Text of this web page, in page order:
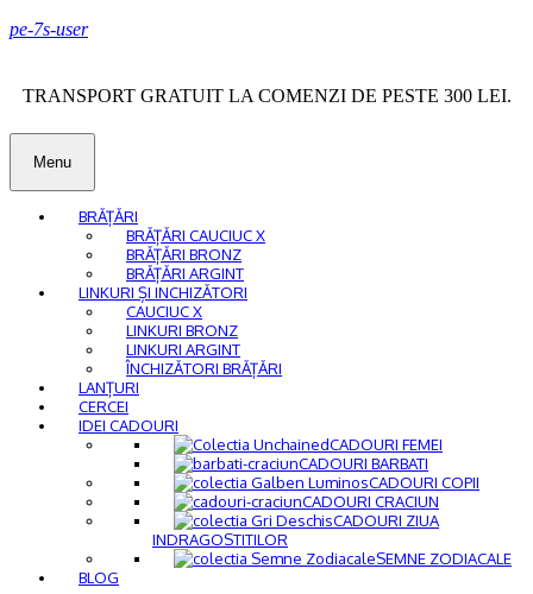
pe-7s-user
TRANSPORT GRATUIT LA COMENZI DE PESTE 300 LEI.
Menu
BRĂȚĂRI
BRĂȚĂRI CAUCIUC X
BRĂȚĂRI BRONZ
BRĂȚĂRI ARGINT
LINKURI ȘI INCHIZĂTORI
CAUCIUC X
LINKURI BRONZ
LINKURI ARGINT
ÎNCHIZĂTORI BRĂȚĂRI
LANȚURI
CERCEI
IDEI CADOURI
CADOURI FEMEI
CADOURI BARBATI
CADOURI COPII
CADOURI CRACIUN
CADOURI ZIUA
INDRAGOSTITILOR
SEMNE ZODIACALE
BLOG